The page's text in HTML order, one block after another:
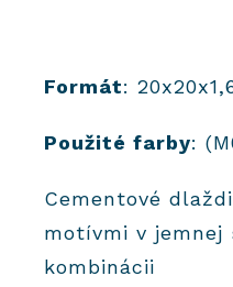
Formát:
Použité farby:
Cementové
motívmi v jemnej
kombinácii